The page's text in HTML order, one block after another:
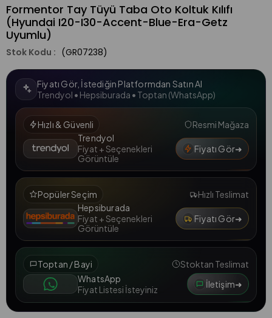
Formentor Tay Tüyü Taba Oto Koltuk Kılıfı
(Hyundai I20-I30-Accent-Blue-Era-Getz
Uyumlu)
(GR07238)
Fiyatı Gör, İstediğin Platformdan Satın Al
Trendyol • Hepsiburada • Toptan (WhatsApp)
Hızlı & Güvenli
Resmi Mağaza
Trendyol
Fiyat + Seçenekleri
Görüntüle
Fiyatı Gör➜
Popüler Seçim
Hızlı Teslimat
Hepsiburada
Fiyat + Seçenekleri
Görüntüle
Fiyatı Gör➜
Toptan / Bayi
Stoktan Teslimat
WhatsApp
Fiyat Listesi İsteyiniz
İletişim➜